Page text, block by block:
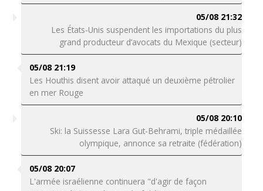
05/08 21:32
Les États-Unis suspendent les importations du plus
grand producteur d’avocats du Mexique (secteur)
05/08 21:19
Les Houthis disent avoir attaqué un deuxième pétrolier
en mer Rouge
05/08 20:10
Ski: la Suissesse Lara Gut-Behrami, triple médaillée
olympique, annonce sa retraite (fédération)
05/08 20:07
L'armée israélienne continuera "d'agir de façon